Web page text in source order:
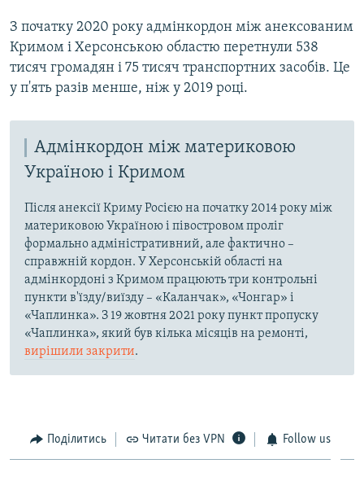
З початку 2020 року адмінкордон між анексованим
Кримом і Херсонською областю перетнули 538
тисяч громадян і 75 тисяч транспортних засобів. Це
у п'ять разів менше, ніж у 2019 році.
Адмінкордон між материковою
Україною і Кримом
Після анексії Криму Росією на початку 2014 року між
материковою Україною і півостровом проліг
формально адміністративний, але фактично –
справжній кордон. У Херсонській області на
адмінкордоні з Кримом працюють три контрольні
пункти в'їзду/виїзду – «Каланчак», «Чонгар» і
«Чаплинка». З 19 жовтня 2021 року пункт пропуску
«Чаплинка», який був кілька місяців на ремонті,
вирішили закрити.
Поділитись Читати без VPN Follow us